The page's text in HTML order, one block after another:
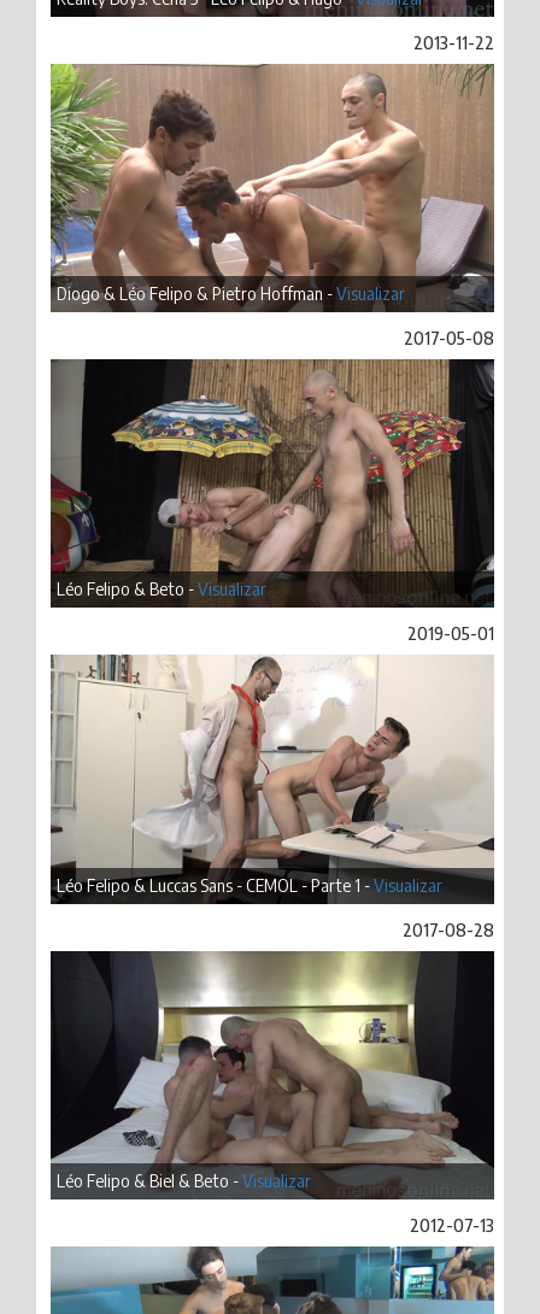
2013-11-22
Diogo & Léo Felipo & Pietro Hoffman -Visualizar
2017-05-08
Léo Felipo & Beto -Visualizar
2019-05-01
Léo Felipo & Luccas Sans - CEMOL - Parte 1 -Visualizar
2017-08-28
Léo Felipo & Biel & Beto -Visualizar
2012-07-13